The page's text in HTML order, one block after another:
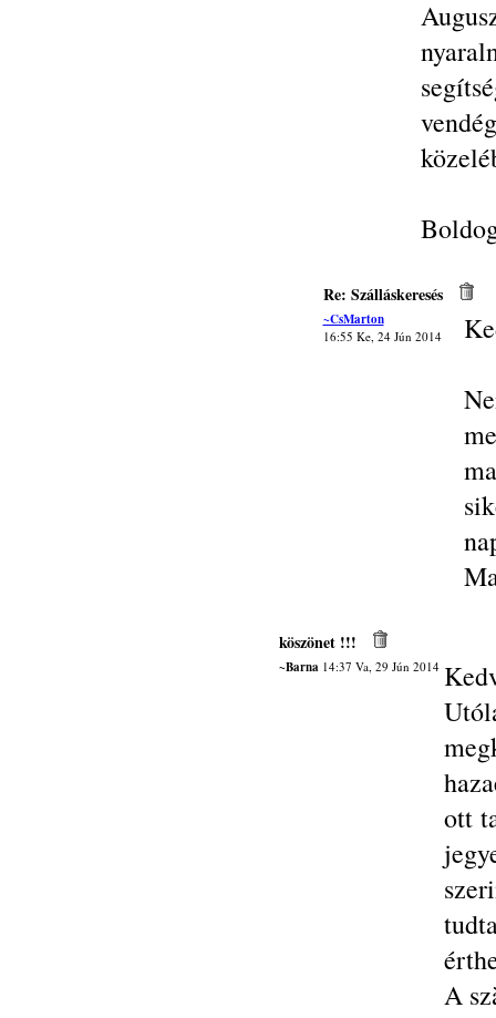
Re: Szálláskeresés
~CsMarton
16:55 Ke, 24 Jún 2014
köszönet !!!
~Barna14:37 Va, 29 Jún 2014
ott
A